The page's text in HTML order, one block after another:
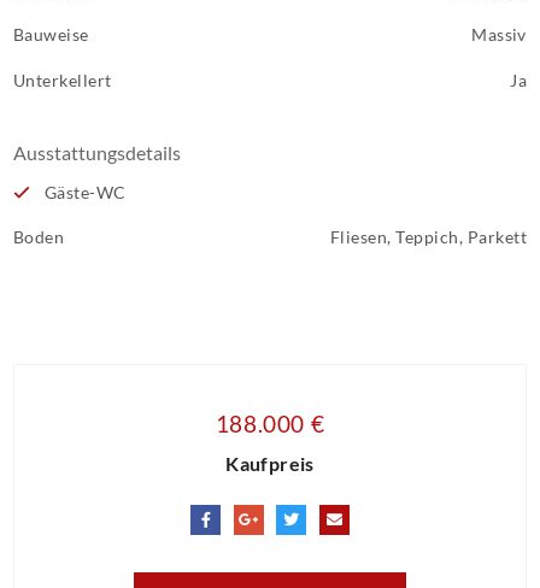
Bauweise Massiv
Unterkellert Ja
Ausstattungsdetails
Gäste-WC
Boden Fliesen, Teppich, Parkett
188.000 €
Kaufpreis